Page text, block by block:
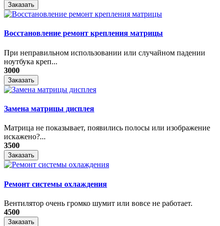
Заказать
Восстановление ремонт крепления матрицы
При неправильном использовании или случайном падении
ноутбука креп...
3000
Заказать
Замена матрицы дисплея
Матрица не показывает, появились полосы или изображение
искажено?...
3500
Заказать
Ремонт системы охлаждения
Вентилятор очень громко шумит или вовсе не работает.
4500
Заказать